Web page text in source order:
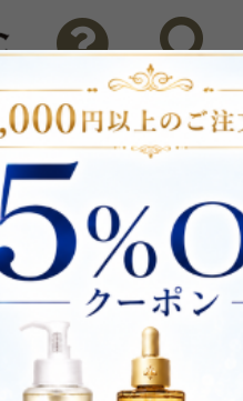
メディーズ
ボディク
ー200ml/7.06oz
問い合わせ 検索
ポイントプレゼント！
ランキング ブ